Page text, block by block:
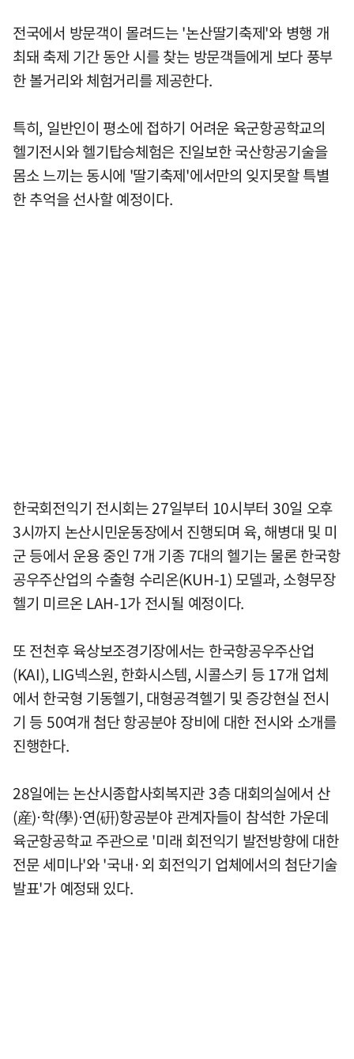
전국에서 방문객이 몰려드는 '논산딸기축제'와 병행 개
최돼 축제 기간 동안 시를 찾는 방문객들에게 보다 풍부
한 볼거리와 체험거리를 제공한다.
특히, 일반인이 평소에 접하기 어려운 육군항공학교의
헬기전시와 헬기탑승체험은 진일보한 국산항공기술을
몸소 느끼는 동시에 '딸기축제'에서만의 잊지못할 특별
한 추억을 선사할 예정이다.
한국회전익기 전시회는 27일부터 10시부터 30일 오후
3시까지 논산시민운동장에서 진행되며 육, 해병대 및 미
군 등에서 운용 중인 7개 기종 7대의 헬기는 물론 한국항
공우주산업의 수출형 수리온(KUH-1) 모델과, 소형무장
헬기 미르온 LAH-1가 전시될 예정이다.
또 전천후 육상보조경기장에서는 한국항공우주산업
(KAI), LIG넥스원, 한화시스템, 시콜스키 등 17개 업체
에서 한국형 기동헬기, 대형공격헬기 및 증강현실 전시
기 등 50여개 첨단 항공분야 장비에 대한 전시와 소개를
진행한다.
28일에는 논산시종합사회복지관 3층 대회의실에서 산
(産)⋅학(學)⋅연(硏)항공분야 관계자들이 참석한 가운데
육군항공학교 주관으로 '미래 회전익기 발전방향에 대한
전문 세미나'와 '국내·외 회전익기 업체에서의 첨단기술
발표'가 예정돼 있다.